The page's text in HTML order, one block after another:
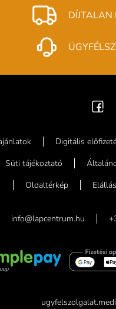
Digitális
Süti tájékoztató
Oldaltérkép
info@lapcentrum.hu